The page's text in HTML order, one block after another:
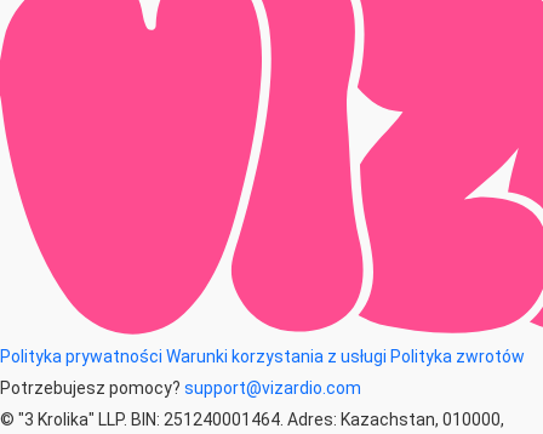
Polityka prywatności Warunki korzystania z usługi Polityka zwrotów
Potrzebujesz pomocy? support@vizardio.com
© "3 Krolika" LLP. BIN: 251240001464. Adres: Kazachstan, 010000,